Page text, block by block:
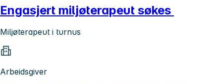
Engasjert miljøterapeut søkes
Miljøterapeut i turnus
Arbeidsgiver